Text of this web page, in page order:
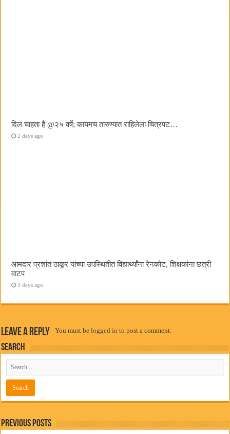
दिल चाहता है @२५ वर्षे; कायमच तारुण्यात राहिलेला चित्रपट…
2 days ago
आमदार प्रशांत ठाकूर यांच्या उपस्थितीत विद्यार्थ्यांना रेनकोट, शिक्षकांना छत्री
वाटप
3 days ago
Leave a Reply You must belogged in to post a comment.
Search
Previous Posts